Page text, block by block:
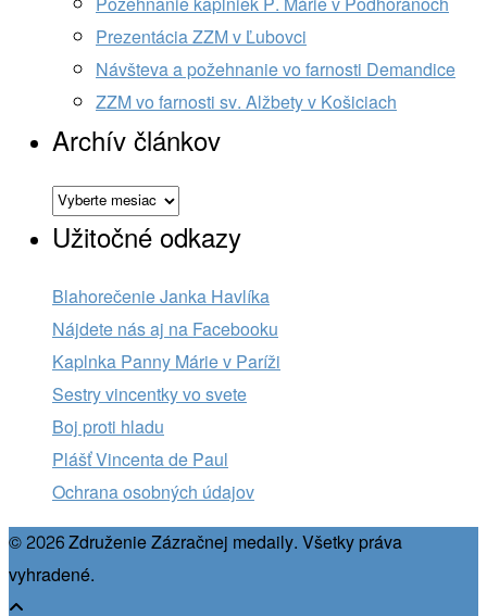
Prezentácia ZZM v Ľubovci
Návšteva a požehnanie vo farnosti Demandice
ZZM vo farnosti sv. Alžbety v Košiciach
Archív článkov
Archív
článkov
Užitočné odkazy
Blahorečenie Janka Havlíka
Nájdete nás aj na Facebooku
Kaplnka Panny Márie v Paríži
Sestry vincentky vo svete
Boj proti hladu
Plášť Vincenta de Paul
Ochrana osobných údajov
© 2026 Združenie Zázračnej medaily. Všetky práva
vyhradené.